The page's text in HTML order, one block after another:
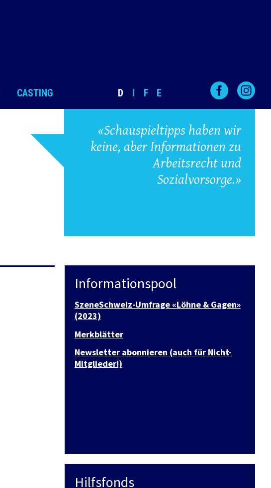
CASTING D I F E
«Schauspieltipps haben wir
keine, aber Informationen zu
Arbeitsrecht und
Sozialvorsorge.»
Informationspool
SzeneSchweiz-Umfrage «Löhne & Gagen»
(2023)
Merkblätter
Newsletter abonnieren (auch für Nicht-
Mitglieder!)
Hilfsfonds